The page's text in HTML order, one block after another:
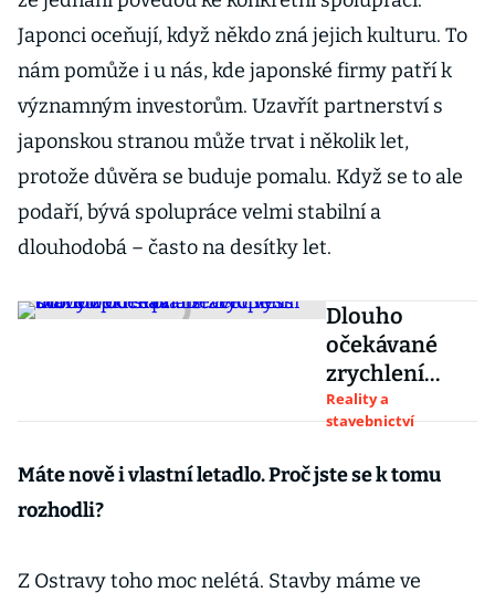
Japonci oceňují, když někdo zná jejich kulturu. To
nám pomůže i u nás, kde japonské firmy patří k
významným investorům. Uzavřít partnerství s
japonskou stranou může trvat i několik let,
protože důvěra se buduje pomalu. Když se to ale
podaří, bývá spolupráce velmi stabilní a
dlouhodobá – často na desítky let.
Dlouho
očekávané
zrychlení
staveb
přichází.
Developeři
mohou od
dřeva
Reality a
stavebnictví
Máte nově i vlastní letadlo. Proč jste se k tomu
rozhodli?
Z Ostravy toho moc nelétá. Stavby máme ve